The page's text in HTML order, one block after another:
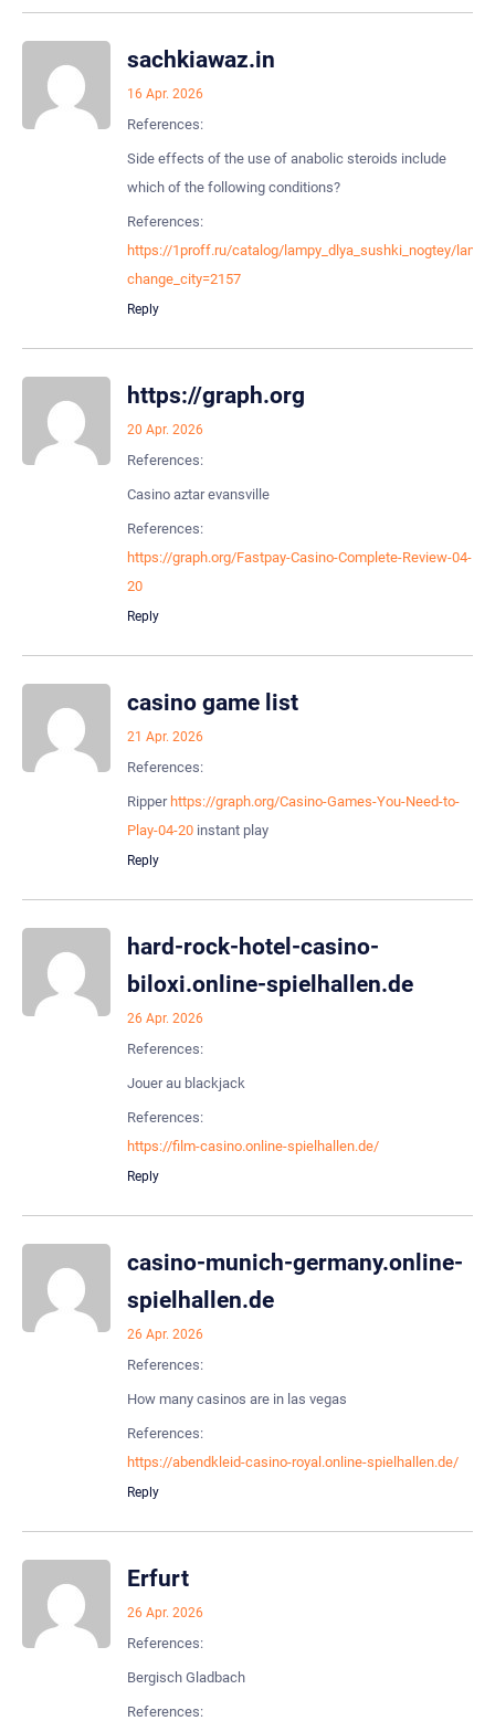
sachkiawaz.in
16 Apr. 2026
References:
Side effects of the use of anabolic steroids include
which of the following conditions?
References:
https://1proff.ru/catalog/lampy_dlya_sushki_nogtey/
change_city=2157
Reply
https://graph.org
20 Apr. 2026
References:
Casino aztar evansville
References:
https://graph.org/Fastpay-Casino-Complete-Review-04-
20
Reply
casino game list
21 Apr. 2026
References:
Ripper https://graph.org/Casino-Games-You-Need-to-
Play-04-20 instant play
Reply
hard-rock-hotel-casino-
biloxi.online-spielhallen.de
26 Apr. 2026
References:
Jouer au blackjack
References:
https://film-casino.online-spielhallen.de/
Reply
casino-munich-germany.online-
spielhallen.de
26 Apr. 2026
References:
How many casinos are in las vegas
References:
https://abendkleid-casino-royal.online-spielhallen.de/
Reply
Erfurt
26 Apr. 2026
References:
Bergisch Gladbach
References: